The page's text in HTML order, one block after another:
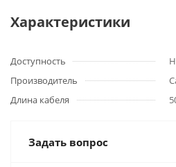
Характеристики
Доступность
Производитель
Длина кабеля
Задать вопрос